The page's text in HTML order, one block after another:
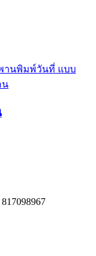
านพิมพ์วันที่ แบบ
น